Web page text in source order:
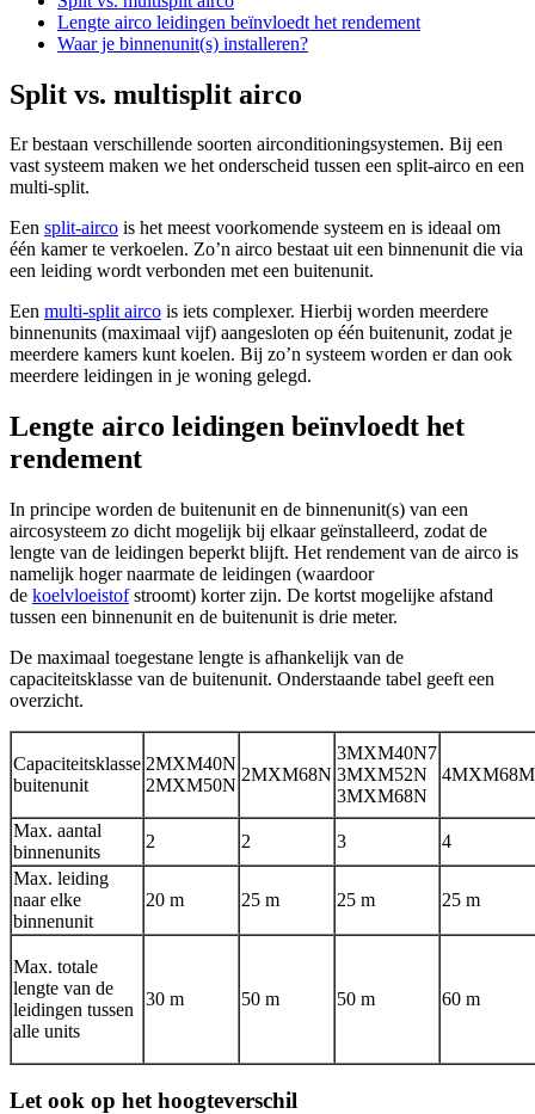
Lengte airco leidingen beïnvloedt het rendement
Waar je binnenunit(s) installeren?
Split vs. multisplit airco
Er bestaan verschillende soorten airconditioningsystemen. Bij een
vast systeem maken we het onderscheid tussen een split-airco en een
multi-split.
Een split-airco is het meest voorkomende systeem en is ideaal om
één kamer te verkoelen. Zo’n airco bestaat uit een binnenunit die via
een leiding wordt verbonden met een buitenunit.
Een multi-split airco is iets complexer. Hierbij worden meerdere
binnenunits (maximaal vijf) aangesloten op één buitenunit, zodat je
meerdere kamers kunt koelen. Bij zo’n systeem worden er dan ook
meerdere leidingen in je woning gelegd.
Lengte airco leidingen beïnvloedt het
rendement
In principe worden de buitenunit en de binnenunit(s) van een
aircosysteem zo dicht mogelijk bij elkaar geïnstalleerd, zodat de
lengte van de leidingen beperkt blijft. Het rendement van de airco is
namelijk hoger naarmate de leidingen (waardoor
de koelvloeistofstroomt) korter zijn. De kortst mogelijke afstand
tussen een binnenunit en de buitenunit is drie meter.
De maximaal toegestane lengte is afhankelijk van de
capaciteitsklasse van de buitenunit. Onderstaande tabel geeft een
overzicht.
Capaciteitsklasse
buitenunit
2MXM40N
2MXM50N
2MXM68N
3MXM40N7
3MXM52N
3MXM68N
4MXM68M
Max. aantal
binnenunits
2 2 3
4
Max. leiding
naar elke
binnenunit
20 m 25 m 25 m 25 m
Max. totale
lengte van de
leidingen tussen
alle units
30 m 50 m 50 m 60 m
Let ook op het hoogteverschil